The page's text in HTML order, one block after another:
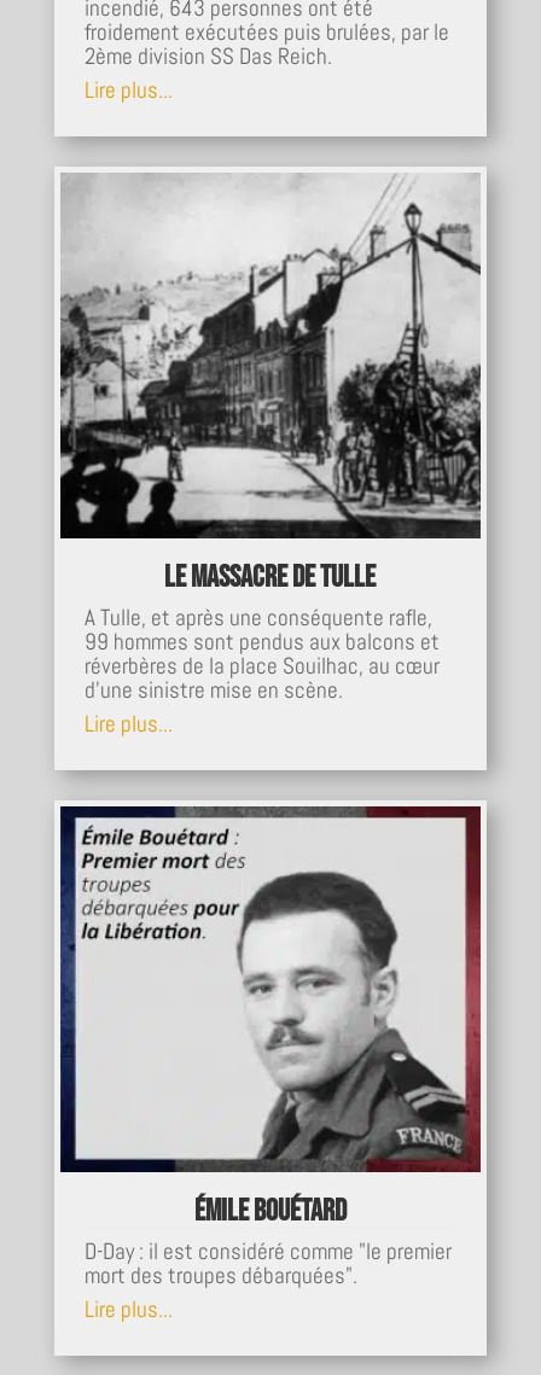
incendié, 643 personnes ont été
froidement exécutées puis brulées, par le
2ème division SS Das Reich.
Lire plus...
Le massacre de Tulle
A Tulle, et après une conséquente rafle,
99 hommes sont pendus aux balcons et
réverbères de la place Souilhac, au cœur
d’une sinistre mise en scène.
Lire plus...
Émile Bouétard
D-Day : il est considéré comme "le premier
mort des troupes débarquées".
Lire plus...